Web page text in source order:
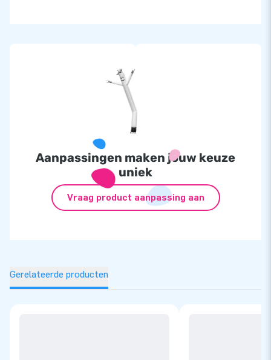
Aanpassingen maken jouw keuze
uniek
Vraag product aanpassing aan
Gerelateerde producten